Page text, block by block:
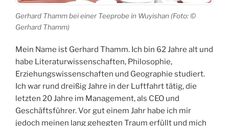
Gerhard Thamm bei einer Teeprobe in Wuyishan (Foto: ©
Gerhard Thamm)
Mein Name ist Gerhard Thamm. Ich bin 62 Jahre alt und
habe Literaturwissenschaften, Philosophie,
Erziehungswissenschaften und Geographie studiert.
Ich war rund dreißig Jahre in der Luftfahrt tätig, die
letzten 20 Jahre im Management, als CEO und
Geschäftsführer. Vor gut einem Jahr habe ich mir
jedoch meinen lang gehegten Traum erfüllt und mich